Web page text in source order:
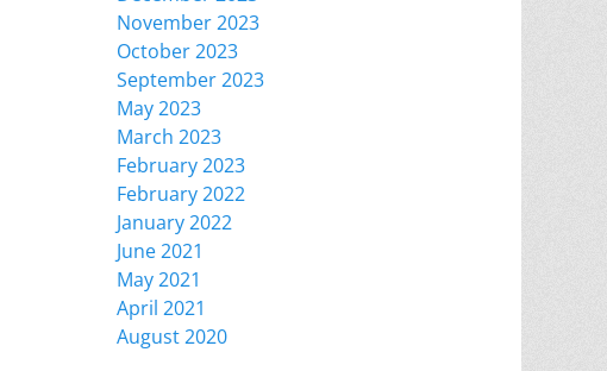
November 2023
October 2023
September 2023
May 2023
March 2023
February 2023
February 2022
January 2022
June 2021
May 2021
April 2021
August 2020